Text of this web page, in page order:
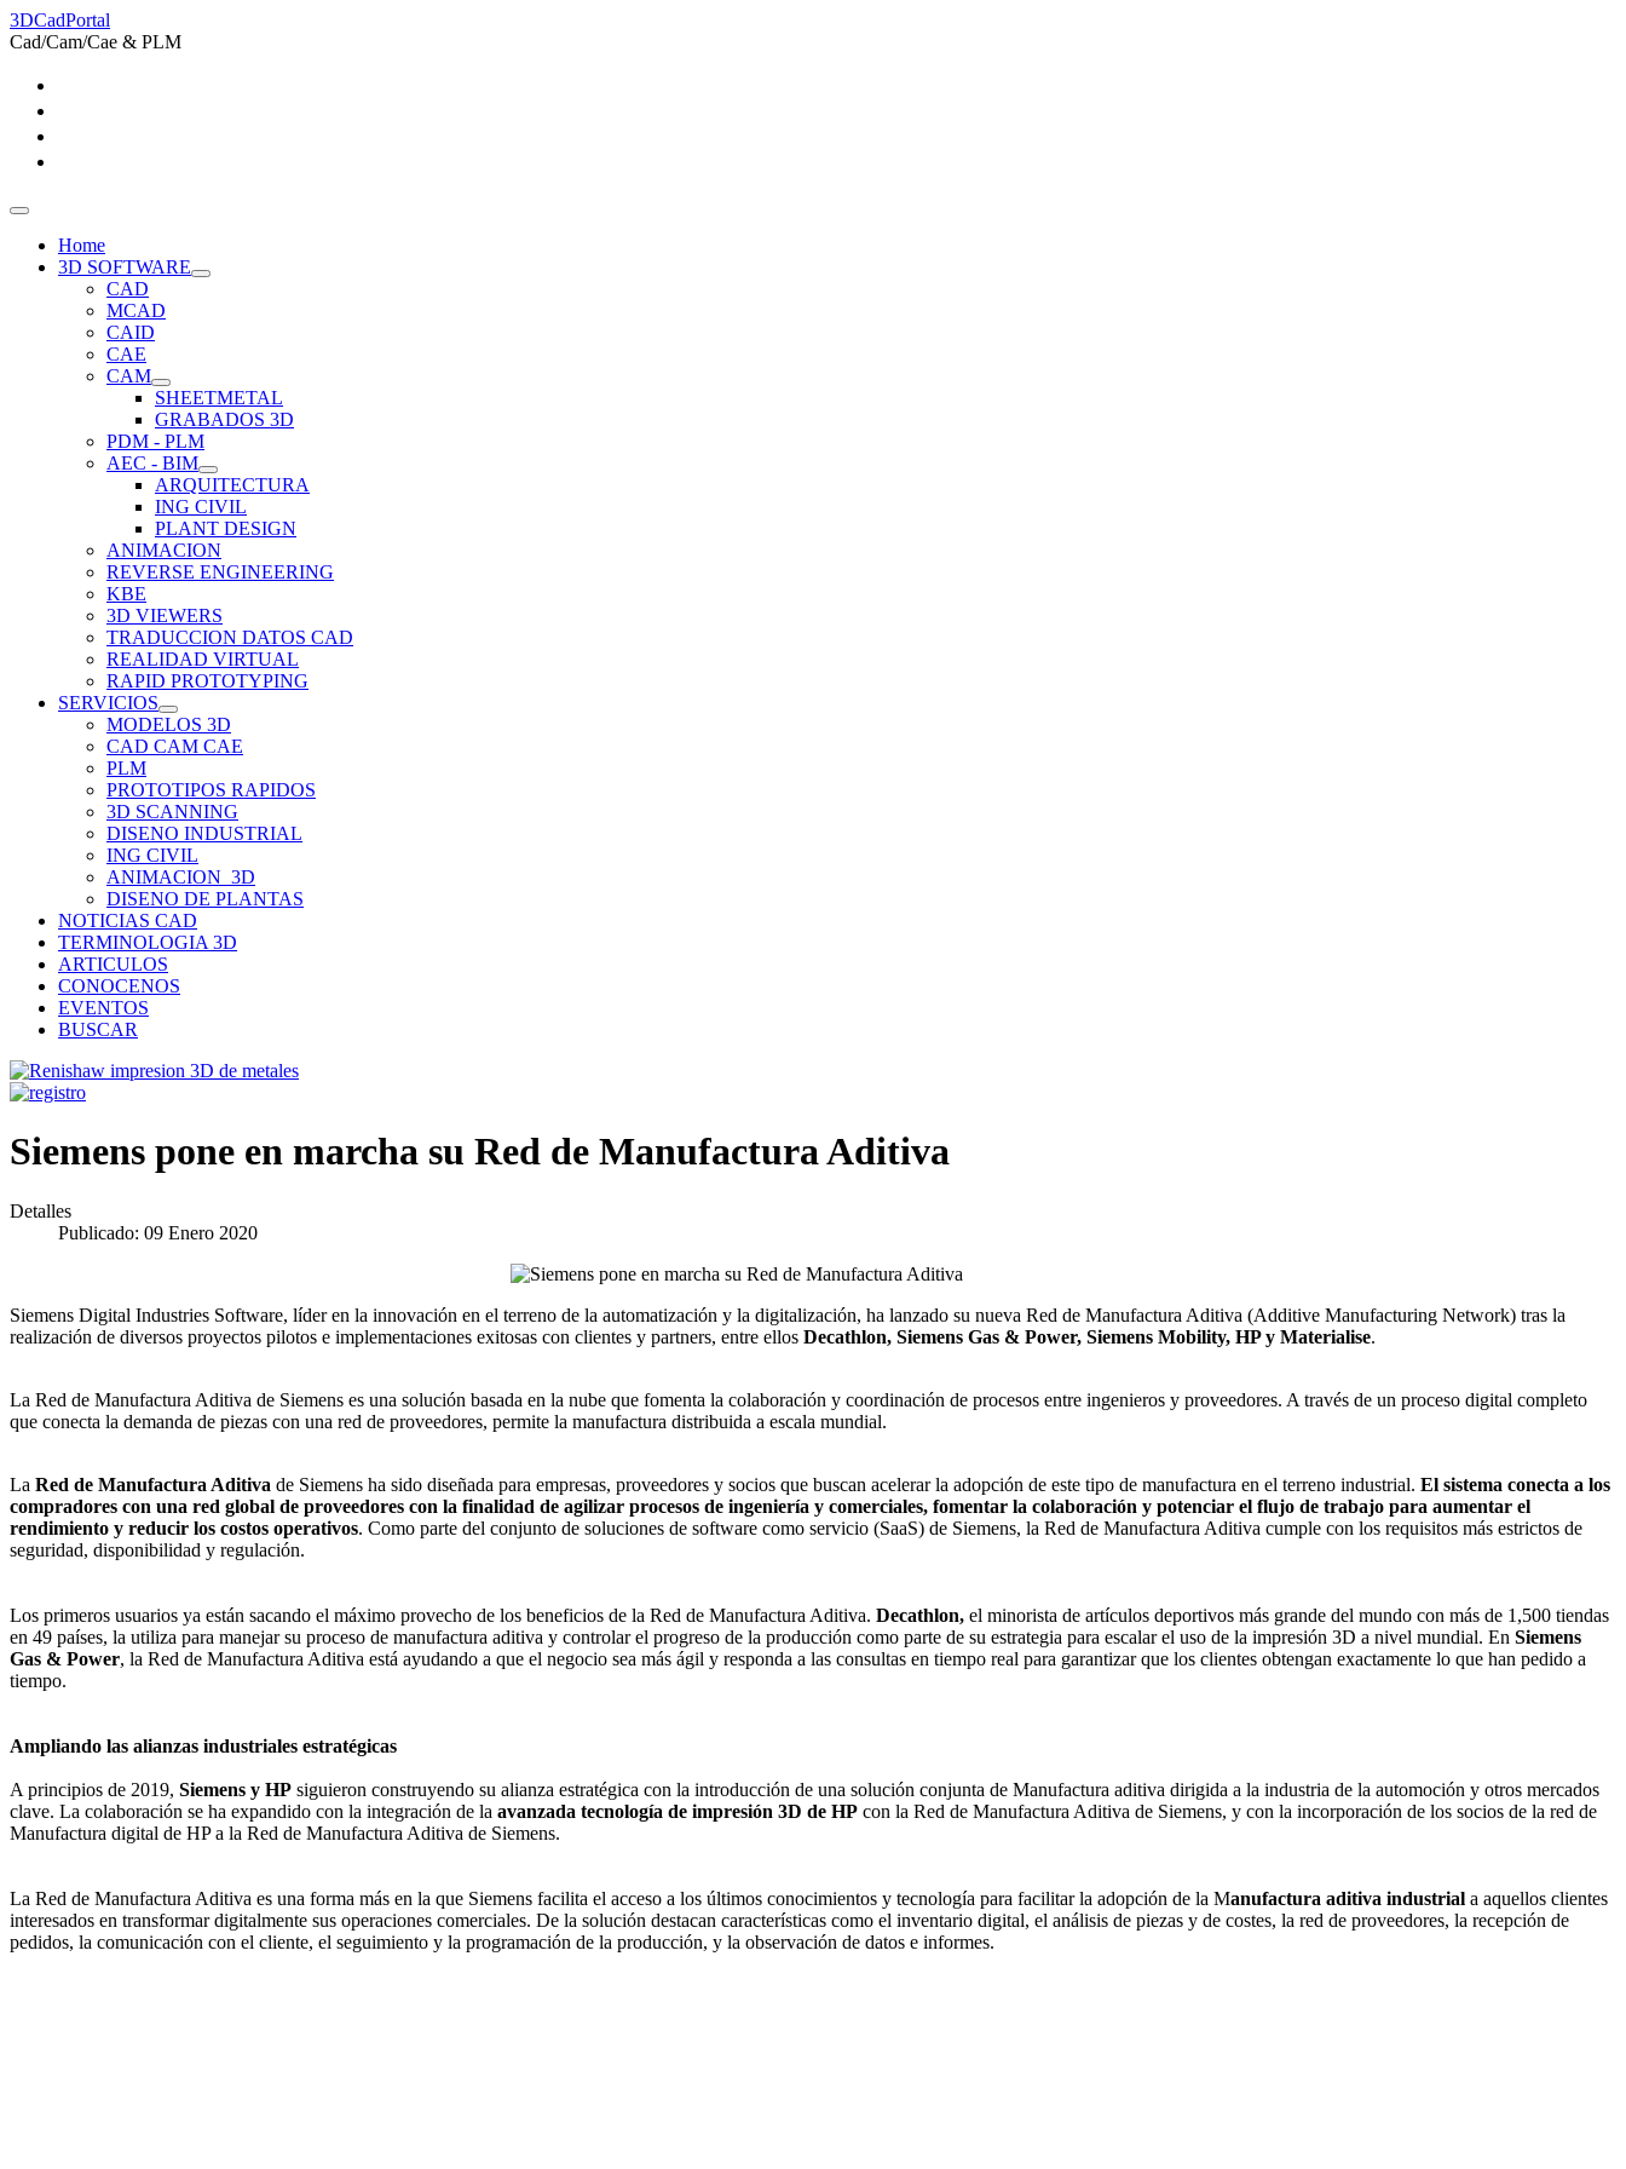
3DCadPortal
Cad/Cam/Cae & PLM
Home
3D SOFTWARE
CAD
MCAD
CAID
CAE
CAM
SHEETMETAL
GRABADOS 3D
PDM - PLM
AEC - BIM
ARQUITECTURA
ING CIVIL
PLANT DESIGN
ANIMACION
REVERSE ENGINEERING
KBE
3D VIEWERS
TRADUCCION DATOS CAD
REALIDAD VIRTUAL
RAPID PROTOTYPING
SERVICIOS
MODELOS 3D
CAD CAM CAE
PLM
PROTOTIPOS RAPIDOS
3D SCANNING
DISENO INDUSTRIAL
ING CIVIL
ANIMACION_3D
DISENO DE PLANTAS
NOTICIAS CAD
TERMINOLOGIA 3D
ARTICULOS
CONOCENOS
EVENTOS
BUSCAR
Siemens pone en marcha su Red de Manufactura Aditiva
Detalles
Publicado: 09 Enero 2020
Siemens Digital Industries Software, líder en la innovación en el terreno de la automatización y la digitalización, ha lanzado su nueva Red de Manufactura Aditiva (Additive Manufacturing Network) tras la
realización de diversos proyectos pilotos e implementaciones exitosas con clientes y partners, entre ellos Decathlon, Siemens Gas & Power, Siemens Mobility, HP y Materialise.
La Red de Manufactura Aditiva de Siemens es una solución basada en la nube que fomenta la colaboración y coordinación de procesos entre ingenieros y proveedores. A través de un proceso digital completo
que conecta la demanda de piezas con una red de proveedores, permite la manufactura distribuida a escala mundial.
La Red de Manufactura Aditiva de Siemens ha sido diseñada para empresas, proveedores y socios que buscan acelerar la adopción de este tipo de manufactura en el terreno industrial. El sistema conecta a los
compradores con una red global de proveedores con la finalidad de agilizar procesos de ingeniería y comerciales, fomentar la colaboración y potenciar el flujo de trabajo para aumentar el
rendimiento y reducir los costos operativos. Como parte del conjunto de soluciones de software como servicio (SaaS) de Siemens, la Red de Manufactura Aditiva cumple con los requisitos más estrictos de
seguridad, disponibilidad y regulación.
Los primeros usuarios ya están sacando el máximo provecho de los beneficios de la Red de Manufactura Aditiva. Decathlon, el minorista de artículos deportivos más grande del mundo con más de 1,500 tiendas
en 49 países, la utiliza para manejar su proceso de manufactura aditiva y controlar el progreso de la producción como parte de su estrategia para escalar el uso de la impresión 3D a nivel mundial. En Siemens
Gas & Power, la Red de Manufactura Aditiva está ayudando a que el negocio sea más ágil y responda a las consultas en tiempo real para garantizar que los clientes obtengan exactamente lo que han pedido a
tiempo.
Ampliando las alianzas industriales estratégicas
A principios de 2019, Siemens y HP siguieron construyendo su alianza estratégica con la introducción de una solución conjunta de Manufactura aditiva dirigida a la industria de la automoción y otros mercados
clave. La colaboración se ha expandido con la integración de la avanzada tecnología de impresión 3D de HP con la Red de Manufactura Aditiva de Siemens, y con la incorporación de los socios de la red de
Manufactura digital de HP a la Red de Manufactura Aditiva de Siemens.
La Red de Manufactura Aditiva es una forma más en la que Siemens facilita el acceso a los últimos conocimientos y tecnología para facilitar la adopción de la Manufactura aditiva industrial a aquellos clientes
interesados en transformar digitalmente sus operaciones comerciales. De la solución destacan características como el inventario digital, el análisis de piezas y de costes, la red de proveedores, la recepción de
pedidos, la comunicación con el cliente, el seguimiento y la programación de la producción, y la observación de datos e informes.